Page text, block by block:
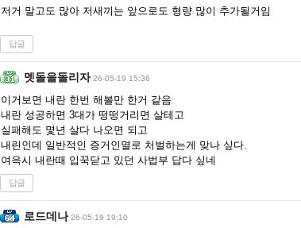
저거 말고도 많아 저새끼는 앞으로도 형량 많이 추가될거임
답글
멧돌을돌리자 26-05-19 15:36
이거보면 내란 한번 해볼만 한거 같음
내란 성공하면 3대가 떵떵거리면 살테고
실패해도 몇년 살다 나오면 되고
내린인데 일반적인 증거인멸로 처벌하는게 맞나 싶다.
여윽시 내란때 입꾹닫고 있던 사법부 답다 싶네
답글
로드데나 26-05-19 19:10